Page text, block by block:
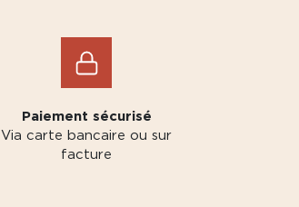
Paiement sécurisé
Via carte bancaire ou sur
facture